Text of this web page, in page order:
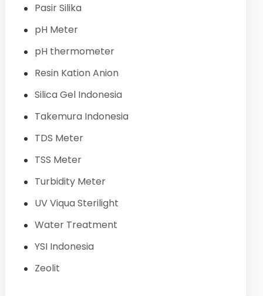
Pasir Silika
pH Meter
pH thermometer
Resin Kation Anion
Silica Gel Indonesia
Takemura Indonesia
TDS Meter
TSS Meter
Turbidity Meter
UV Viqua Sterilight
Water Treatment
YSI Indonesia
Zeolit